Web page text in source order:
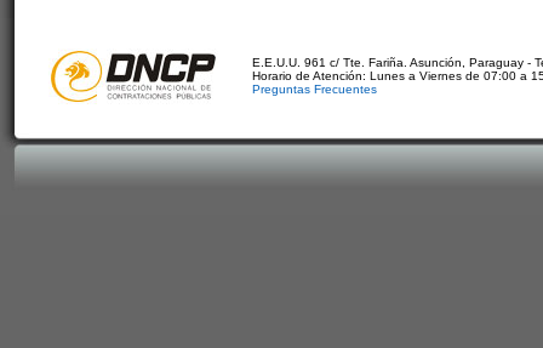
E.E.U.U. 961 c/ Tte. Fariña. Asunción, Paraguay -
Horario de Atención: Lunes a Viernes de 07:00 a
Preguntas Frecuentes